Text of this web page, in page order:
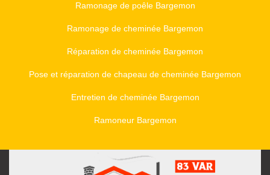
Ramonage de poêle Bargemon
Ramonage de cheminée Bargemon
Réparation de cheminée Bargemon
Pose et réparation de chapeau de cheminée Bargemon
Entretien de cheminée Bargemon
Ramoneur Bargemon